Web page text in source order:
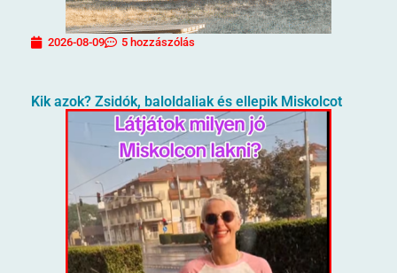
2026-08-09 5 hozzászólás
Kik azok? Zsidók, baloldaliak és ellepik Miskolcot